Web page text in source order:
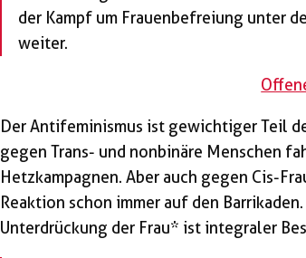
der Kampf um Frauenbefreiung unter
weiter.
Der Antifeminismus ist gewichtiger Teil
gegen Trans- und nonbinäre Menschen
Hetzkampagnen. Aber auch gegen Cis-
Reaktion schon immer auf den
Unterdrückung der Frau* ist integraler